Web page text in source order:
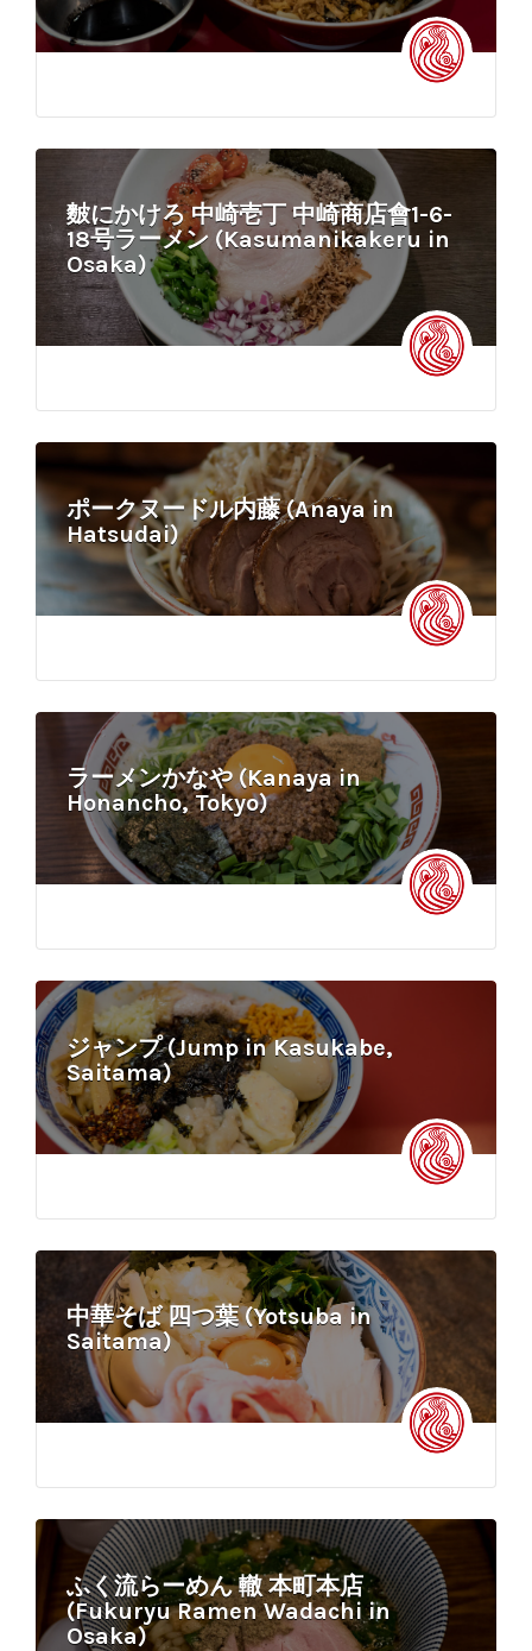
麬にかけろ 中崎壱丁 中崎商店會1-6-
18号ラーメン (Kasumanikakeru in
Osaka)
ポークヌードル内藤 (Anaya in
Hatsudai)
ラーメンかなや (Kanaya in
Honancho, Tokyo)
ジャンプ (Jump in Kasukabe,
Saitama)
中華そば 四つ葉 (Yotsuba in
Saitama)
ふく流らーめん 轍 本町本店
(Fukuryu Ramen Wadachi in
Osaka)